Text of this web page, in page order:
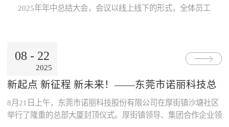
片；· 系统采用了主要部件做
法，根据故障模式进行恢复控
数据的及时、准确传递与分
本的明细，分析重要设备整个
采购决策、控制维修成本提供
了依据，减少企业不必要的浪
费。· 优化资源的配置：系统
提供的资源冲突检测预警功
Internet公用网络，也可使用地
4、用户终端· 移动用户终端
· 固定用户终端 系统功能： 当
电动列车在线运行时，系统应
能对受电弓与电网之间由于离
线、硬点产生拉弧的现象、受
电弓中心线偏移量、受电弓弓
线激光专利技术，模块化设
运营期，进行加装，安装于正
搭建专用检测棚等配套设
施。 3、免维护:核心元件
选用进口件，整体设计安装简
便，远程监控，软件具备自动
2025年年中总结大会，会议以线上线下的形式，全体员工
东率先作《诺丽科技2025年上半年工作总结及下半年工作
计划》报告，从多维度系统梳理上半年成果...
08 - 22
2025
新起点 新征程 新未来！——东莞市诺丽科技总
部大厦喜封金顶，开启发展新篇章
8月21日上午，东莞市诺丽科技股份有限公司在厚街镇沙塘社区
举行了隆重的总部大厦封顶仪式。厚街镇领导、集团合作企业领